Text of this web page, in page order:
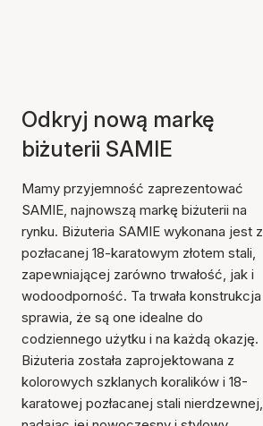
Odkryj nową markę
biżuterii SAMIE
Mamy przyjemność zaprezentować
SAMIE, najnowszą markę biżuterii na
rynku. Biżuteria SAMIE wykonana jest z
pozłacanej 18-karatowym złotem stali,
zapewniającej zarówno trwałość, jak i
wodoodporność. Ta trwała konstrukcja
sprawia, że są one idealne do
codziennego użytku i na każdą okazję.
Biżuteria została zaprojektowana z
kolorowych szklanych koralików i 18-
karatowej pozłacanej stali nierdzewnej,